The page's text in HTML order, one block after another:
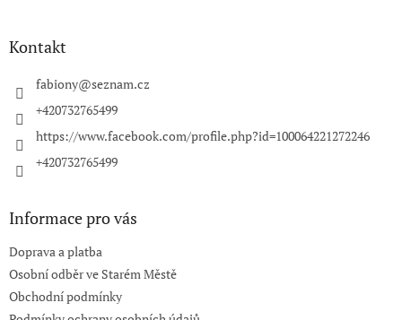
Kontakt
fabiony@seznam.cz
+420732765499
https://www.facebook.com/profile.php?id=100064221272246
+420732765499
Informace pro vás
Doprava a platba
Osobní odběr ve Starém Městě
Obchodní podmínky